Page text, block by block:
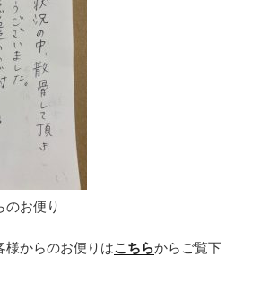
のお便り
様からのお便りはこちらからご覧下